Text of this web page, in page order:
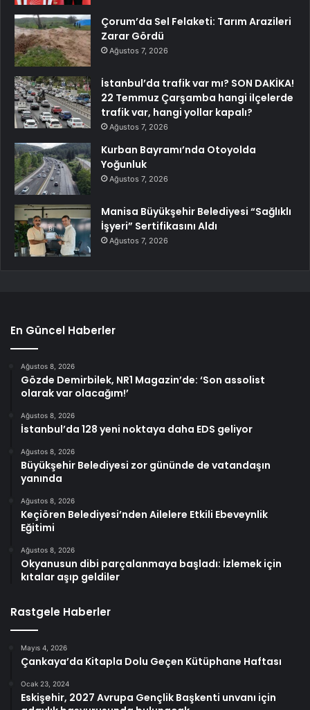
Çorum’da Sel Felaketi: Tarım Arazileri
Zarar Gördü
Ağustos 7, 2026
İstanbul’da trafik var mı? SON DAKİKA!
22 Temmuz Çarşamba hangi ilçelerde
trafik var, hangi yollar kapalı?
Ağustos 7, 2026
Kurban Bayramı’nda Otoyolda
Yoğunluk
Ağustos 7, 2026
Manisa Büyükşehir Belediyesi “Sağlıklı
İşyeri” Sertifikasını Aldı
Ağustos 7, 2026
En Güncel Haberler
Ağustos 8, 2026
Gözde Demirbilek, NR1 Magazin’de: ‘Son assolist
olarak var olacağım!’
Ağustos 8, 2026
İstanbul’da 128 yeni noktaya daha EDS geliyor
Ağustos 8, 2026
Büyükşehir Belediyesi zor gününde de vatandaşın
yanında
Ağustos 8, 2026
Keçiören Belediyesi’nden Ailelere Etkili Ebeveynlik
Eğitimi
Ağustos 8, 2026
Okyanusun dibi parçalanmaya başladı: İzlemek için
kıtalar aşıp geldiler
Rastgele Haberler
Mayıs 4, 2026
Çankaya’da Kitapla Dolu Geçen Kütüphane Haftası
Ocak 23, 2024
Eskişehir, 2027 Avrupa Gençlik Başkenti unvanı için